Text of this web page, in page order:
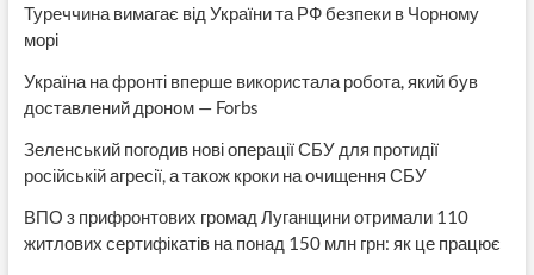
Туреччина вимагає від України та РФ безпеки в Чорному
морі
Україна на фронті вперше використала робота, який був
доставлений дроном — Forbs
Зеленський погодив нові операції СБУ для протидії
російській агресії, а також кроки на очищення СБУ
ВПО з прифронтових громад Луганщини отримали 110
житлових сертифікатів на понад 150 млн грн: як це працює